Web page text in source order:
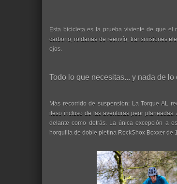
Esta bicicleta es la prueba viviente de que el
carbono, roldanas de reenvío, transmisiones
ojos.
Todo lo que necesitas... y nada de lo
Más recorrido de suspensión: La Torque AL
ileso incluso de las aventuras peor
delante como detrás. La única excepción a
horquilla de doble pletina RockShox Boxxer